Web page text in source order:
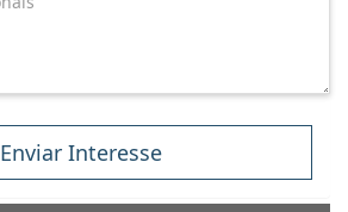
Enviar Interesse